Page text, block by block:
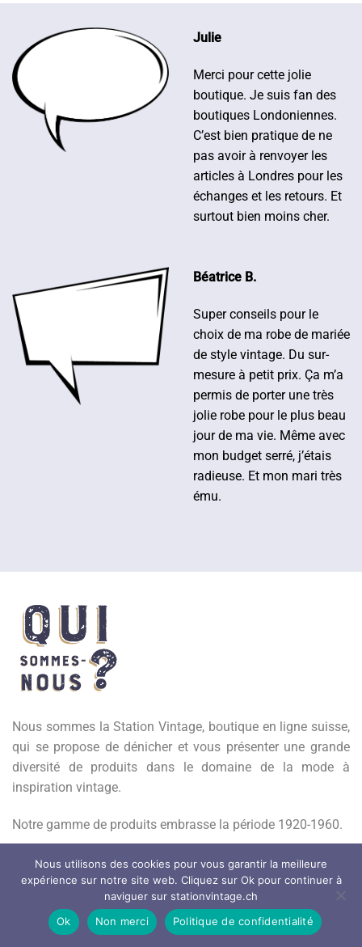
Julie
Merci pour cette jolie
boutique. Je suis fan des
boutiques Londoniennes.
C’est bien pratique de ne
pas avoir à renvoyer les
articles à Londres pour les
échanges et les retours. Et
surtout bien moins cher.
Béatrice B.
Super conseils pour le
choix de ma robe de mariée
de style vintage. Du sur-
mesure à petit prix. Ça m’a
permis de porter une très
jolie robe pour le plus beau
jour de ma vie. Même avec
mon budget serré, j’étais
radieuse. Et mon mari très
ému.
Nous sommes la Station Vintage, boutique en ligne suisse,
qui se propose de dénicher et vous présenter une grande
diversité de produits dans le domaine de la mode à
inspiration vintage.
Notre gamme de produits embrasse la période 1920-1960.
Amoureux des belles qualités, nous choisissons avec soin
nos fournisseurs que ce soit dans le domaine du prêt à
porter ou des artisans-créateurs.
Nous utilisons des cookies pour vous garantir la meilleure
expérience sur notre site web. Cliquez sur Ok pour continuer à
naviguer sur stationvintage.ch
Ok
Non merci Politique de confidentialité